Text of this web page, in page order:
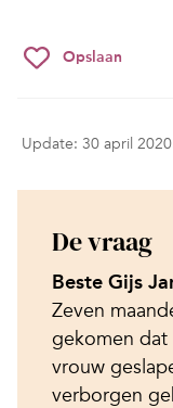
Opslaan
Update: 30 april
De vraag
Beste Gijs
Zeven
gekomen dat
vrouw
verborgen